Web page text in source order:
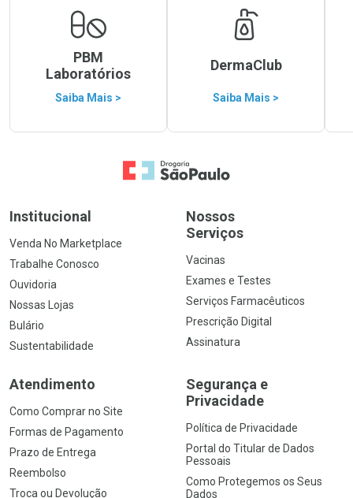
PBM
Laboratórios
Saiba Mais >
DermaClub
Saiba Mais >
Ir para a Home
Institucional
Venda No Marketplace
Trabalhe Conosco
Ouvidoria
Nossas Lojas
Bulário
Sustentabilidade
Nossos
Serviços
Vacinas
Exames e Testes
Serviços Farmacêuticos
Prescrição Digital
Assinatura
Atendimento
Como Comprar no Site
Formas de Pagamento
Prazo de Entrega
Reembolso
Troca ou Devolução
Segurança e
Privacidade
Política de Privacidade
Portal do Titular de Dados
Pessoais
Como Protegemos os Seus
Dados